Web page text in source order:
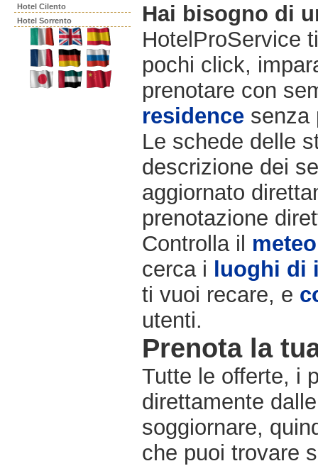
Hotel Cilento
Hotel Sorrento
Hai bisogno di
HotelProService
pochi click,
prenotare con
residence senza
Le schede delle
descrizione dei
aggiornato
prenotazione
Controlla il meteo
cerca i luoghi di
ti vuoi recare, e
utenti.
Prenota la
Tutte le offerte, i
direttamente
soggiornare,
che puoi trovare